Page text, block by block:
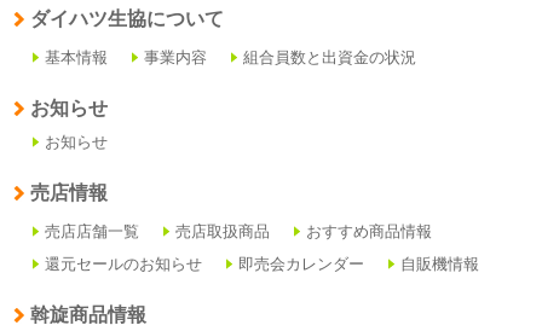
ダイハツ生協について
基本情報 事業内容 組合員数と出資金の状況
お知らせ
お知らせ
売店情報
売店店舗一覧 売店取扱商品
おすすめ商品情報
還元セールのお知らせ
即売会カレンダー 自販機情報
斡旋商品情報